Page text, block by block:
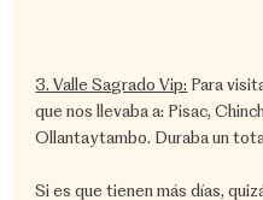
3. Valle Sagrado Vip: Para
que nos llevaba a: Pisac,
Ollantaytambo. Duraba un
Si es que tienen más días,